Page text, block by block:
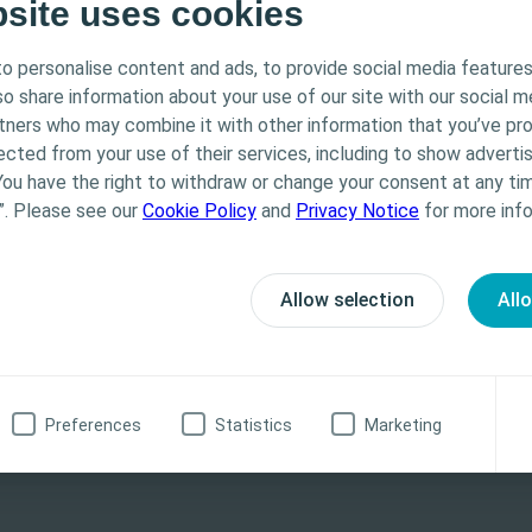
uses cookies
personalise content and ads, to provide social media
share information about your use of our site with our social
who may combine it with other information that you’ve
from your use of their services, including to show
have the right to withdraw or change your consent at any
Please see our Cookie Policy and Privacy Notice for more
Allow selection
Preferences Statistics Marketing
se exclusivamente a Profissionais de Saúde. O
e educacionais, podendo não ser apropriado para
não fornece aconselhamento médico. A
cabe ao profissional de saúde. Para informações
apresentados, incluindo instruções de utilização,
do produto antes da sua utilização.
a baixa compliance da bexiga, a hiperatividade da bexiga e
taxas mais elevadas de incidência de ITU em 76 doentes
recente, que incluiu 194 crianças com espinha bífida, não
clínica apoia a existência de uma correlação entre as ITU e
pressão no interior da bexiga e à sobredistensão devido a
de 7 anos demonstrou que um volume médio de cada